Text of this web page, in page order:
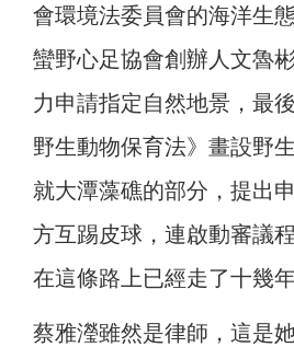
會環境法委員會的海洋生
蠻野心足協會創辦人文魯
力申請指定自然地景，最
野生動物保育法》畫設野
就大潭藻礁的部分，提出
方互踢皮球，連啟動審議
在這條路上已經走了十幾年
蔡雅瀅雖然是律師，這是